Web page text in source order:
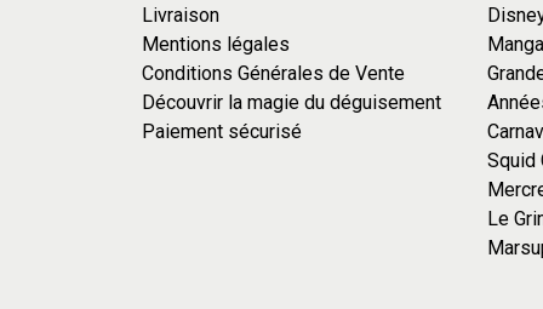
Livraison
Mentions légales
Conditions Générales de Vente
Découvrir la magie du déguisement
Paiement sécurisé
Manga
Squid
Le